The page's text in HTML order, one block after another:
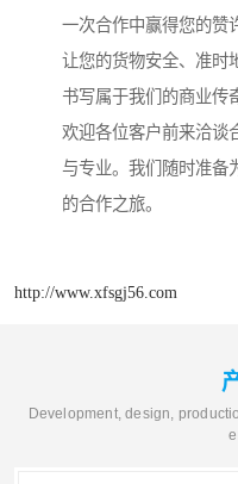
一次合作中赢得您的赞
让您的货物安全、准时
书写属于我们的商业传
欢迎各位客户前来洽谈
与专业。我们随时准备
的合作之旅。
http://www.xfsgj56.com
Development, design,